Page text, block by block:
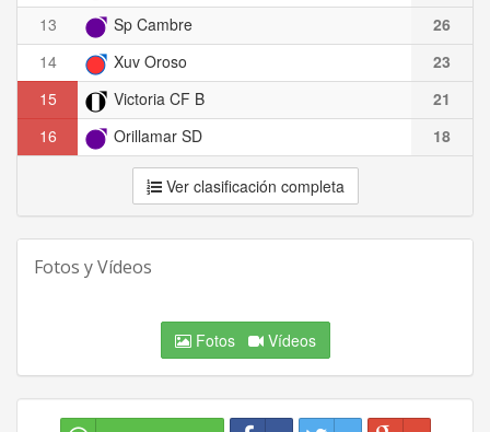
13
Sp Cambre
26
14
Xuv Oroso
23
15
Victoria CF B
21
16
Orillamar SD 18
Ver clasificación completa
Fotos y Vídeos
Fotos Vídeos